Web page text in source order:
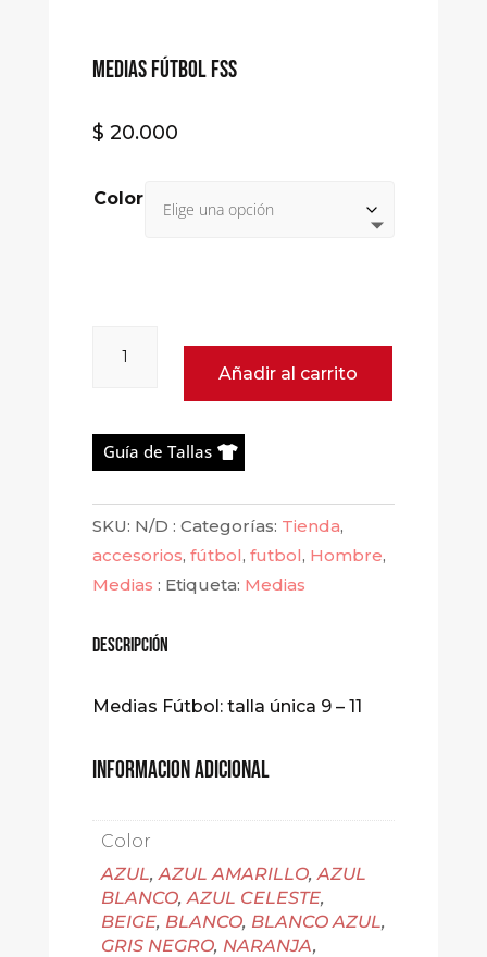
Medias fútbol FSS
$ 20.000
Color
fútbol
Añadir al carrito
Guía de Tallas
SKU: N/D Categorías: Tienda,
accesorios, fútbol, futbol, Hombre,
Medias
Etiqueta: Medias
descripción
Medias Fútbol: talla única 9 – 11
Informacion Adicional
Color
AZUL, AZUL AMARILLO, AZUL
BLANCO, AZUL CELESTE,
BEIGE, BLANCO, BLANCO AZUL,
GRIS NEGRO, NARANJA,